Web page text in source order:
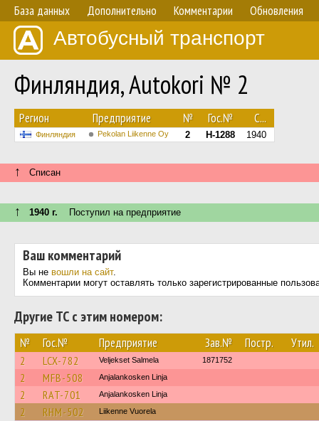
База данных Дополнительно Комментарии Обновления
Автобусный транспорт
Финляндия, Autokori № 2
Регион Предприятие № Гос.№ С...
Финляндия Pekolan Liikenne Oy 2 H-1288 1940
↑ Списан
↑ 1940 г. Поступил на предприятие
Ваш комментарий
Вы не вошли на сайт.
Комментарии могут оставлять только зарегистрированные
Другие ТС с этим номером:
№ Гос.№ Предприятие Зав.№ Постр. Утил.
2 LCX-782 Veljekset Salmela 1871752
2 MFB-508 Anjalankosken Linja
2 RAT-701 Anjalankosken Linja
2 RHM-502 Liikenne Vuorela